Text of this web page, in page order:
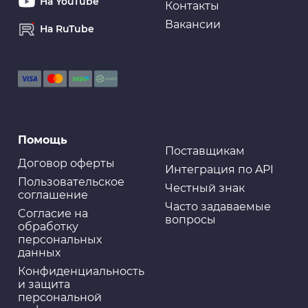
Очистители для рук
Контакты
Вакансии
Помощь
Договор оферты
Пользовательское
соглашение
Cогласие на
обработку
персональных
данных
Конфиденциальность
и защита
персональной
Поставщикам
Интеграция по API
Честный знак
Часто задаваемые
вопросы
На RuTube